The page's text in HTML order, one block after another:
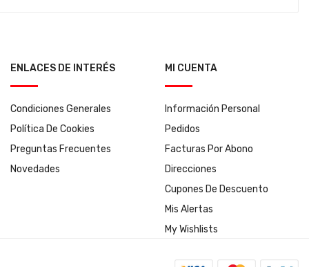
ENLACES DE INTERÉS
Condiciones Generales
Política De Cookies
Preguntas Frecuentes
Novedades
MI CUENTA
Información Personal
Pedidos
Facturas Por Abono
Direcciones
Cupones De Descuento
Mis Alertas
My Wishlists